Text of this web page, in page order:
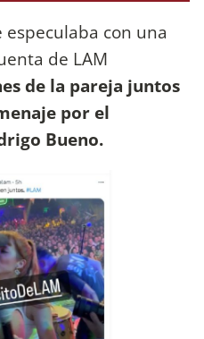
con una
de LAM
de la pareja juntos
por el
Bueno.